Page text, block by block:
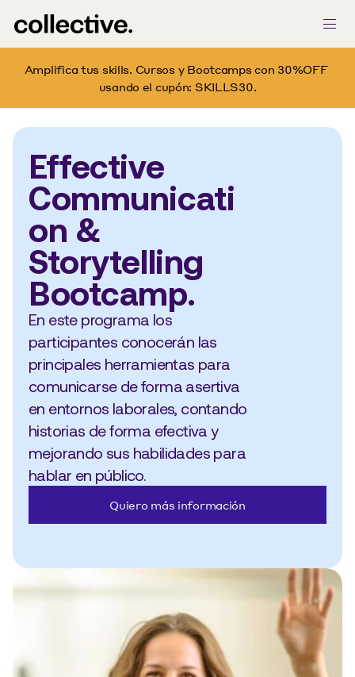
Amplifica tus skills. Cursos y Bootcamps con 30%OFF
usando el cupón: SKILLS30.
Effective
Communicati
on &
Storytelling
Bootcamp.
En este programa los
participantes conocerán las
principales herramientas para
comunicarse de forma asertiva
en entornos laborales, contando
historias de forma efectiva y
mejorando sus habilidades para
hablar en público.
Quiero más información